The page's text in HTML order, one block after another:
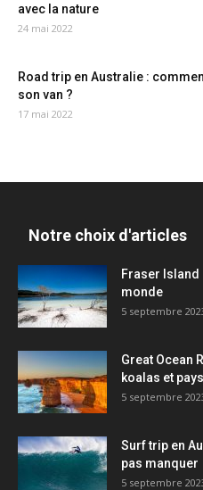
avec la nature
24 mai 2022
Road trip en Australie :
son van ?
17 mai 2022
Notre choix d'articles
Fraser Island
monde
5 septembre
Great Ocean
koalas et
5 septembre
Surf trip en
pas manquer
5 septembre